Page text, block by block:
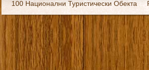
100 Национални Туристически Обекта
Екипировка За нас Имало едно
Ковчега със светите мощи на Свети
Наши туристически обекти Някой ден…